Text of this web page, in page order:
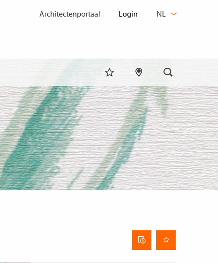
Architectenportaal
WIJZIGEN
NL
Stofinformatieblad